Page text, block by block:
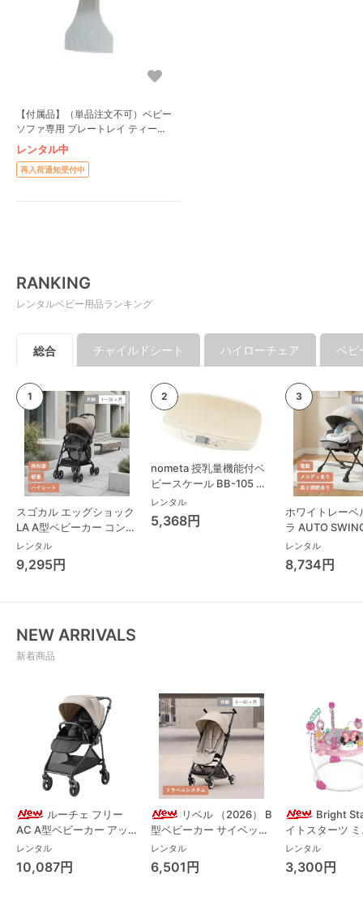
【付属品】（単品注文不可）ベビー
ソファ専用 プレートレイ ティーレ
ックス バンボ(Bumbo) ベビーチェ
ア
レンタル中
再入荷通知受付中
RANKING
レンタルベビー用品ランキング
総合 チャイルドシート ハイローチェア ベビ
スゴカル エッグショック
LA A型ベビーカー コンビ
(Combi)
レンタル
9,295円
nometa 授乳量機能付ベ
ビースケール BB-105 タ
ニタ(TANITA) ベビースケ
ール・体重計
レンタル
5,368円
ホワイトレーベ
ラ AUTO
Long スリープ
コンビ(Combi)
チェア・ベビー
レンタル
8,734円
NEW ARRIVALS
新着商品
ルーチェ フリー
AC A型ベビーカー アッ
プリカ(Aprica) A型ベビ
ーカー アップリカ
(Aprica)
レンタル
10,087円
リベル （2026） B
型ベビーカー サイベック
ス(cybex)
レンタル
6,501円
Bright
イトスターツ
ス フォーエバ
レンド ジャン
パルー キッズ
レンタル
3,300円